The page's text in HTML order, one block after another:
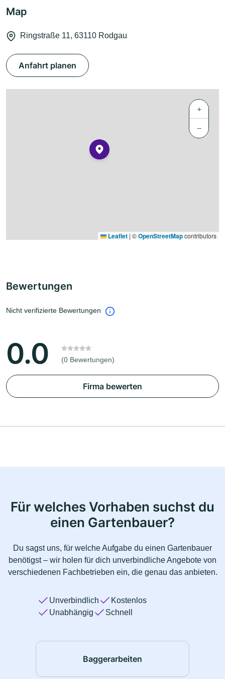
Map
Ringstraße 11, 63110 Rodgau
Anfahrt planen
+
−
Leaflet | ©OpenStreetMapcontributors
Bewertungen
Nicht verifizierte Bewertungen
0.0 (0 Bewertungen)
Firma bewerten
Für welches Vorhaben suchst du
einen Gartenbauer?
Du sagst uns, für welche Aufgabe du einen Gartenbauer
benötigst – wir holen für dich unverbindliche Angebote von
verschiedenen Fachbetrieben ein, die genau das anbieten.
Unverbindlich
Kostenlos
Unabhängig
Schnell
Baggerarbeiten